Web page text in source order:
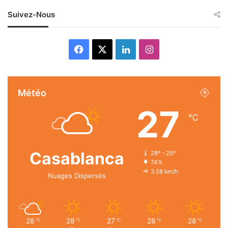
Suivez-Nous
Facebook LinkedinInstagram
Météo
Casablanca
Nuages Dispersés
27 ℃
28º - 25º
74%
3.58 km/h
28 ℃ 28 ℃ 27 ℃ 28 ℃ 28 ℃